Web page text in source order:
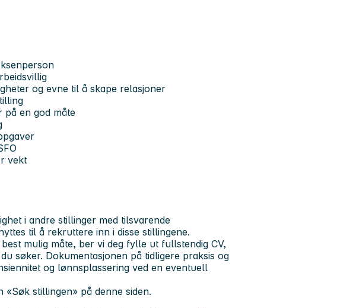
og evne til å skape relasjoner
på en god måte
vekt
i andre stillinger med tilsvarende
til å rekruttere inn i disse stillingene.
mulig måte, ber vi deg fylle ut fullstendig CV,
søker. Dokumentasjonen på tidligere praksis og
og lønnsplassering ved en eventuell
stillingen» på denne siden.